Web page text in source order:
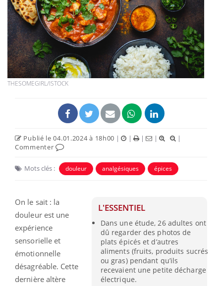
THESOMEGIRL/ISTOCK
Publié le 04.01.2024 à 18h00 | | | |
|
Commenter
Mots clés : douleur analgésiques épices
L'ESSENTIEL
Dans une étude, 26 adultes ont
dû regarder des photos de
plats épicés et d’autres
aliments (fruits, produits sucrés
ou gras) pendant qu’ils
recevaient une petite décharge
électrique.
On le sait : la
douleur est une
expérience
sensorielle et
émotionnelle
désagréable. Cette
dernière altère